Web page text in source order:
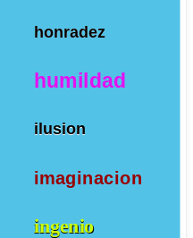
honradez
humildad
ilusion
imaginacion
ingenio